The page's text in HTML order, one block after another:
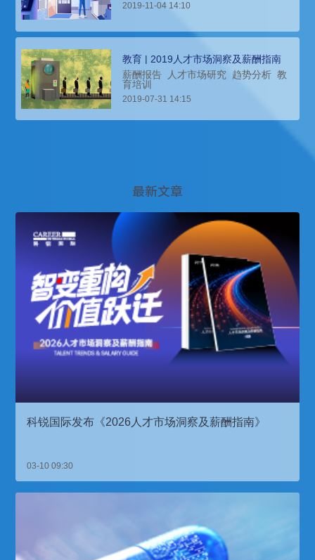
2019-11-04 14:10
教育 | 2019人才市场洞察及薪酬指南
薪酬报告
人才市场研究 趋势分析 教
育培训
2019-07-31 14:15
最新文章
科锐国际发布《2026人才市场洞察及薪酬指南》
03-10 09:30